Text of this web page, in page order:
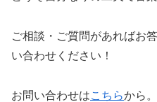
ご相談・ご質問があればお
い合わせください！
お問い合わせはこちらから。